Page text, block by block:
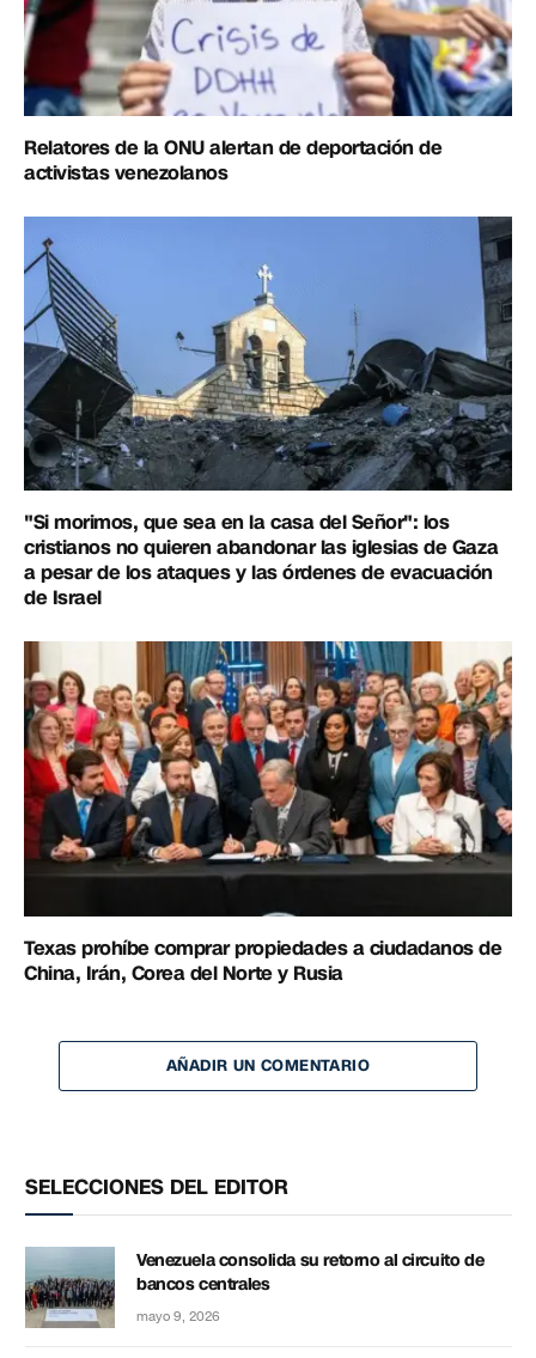
Relatores de la ONU alertan de deportación de
activistas venezolanos
"Si morimos, que sea en la casa del Señor": los
cristianos no quieren abandonar las iglesias de Gaza
a pesar de los ataques y las órdenes de evacuación
de Israel
Texas prohíbe comprar propiedades a ciudadanos de
China, Irán, Corea del Norte y Rusia
AÑADIR UN COMENTARIO
SELECCIONES DEL EDITOR
Venezuela consolida su retorno al circuito de
bancos centrales
mayo 9, 2026